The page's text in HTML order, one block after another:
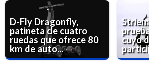
D-Fly Dragonfly,
patineta de cuatro
ruedas que ofrece 80
km de auto...
cuyo